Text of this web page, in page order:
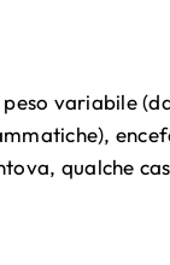
variabile
qualche